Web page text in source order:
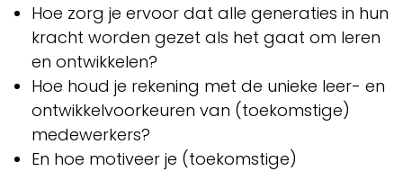
Hoe zorg je ervoor dat alle generaties in hun
kracht worden gezet als het gaat om leren
en ontwikkelen?
Hoe houd je rekening met de unieke leer- en
ontwikkelvoorkeuren van (toekomstige)
medewerkers?
En hoe motiveer je (toekomstige)